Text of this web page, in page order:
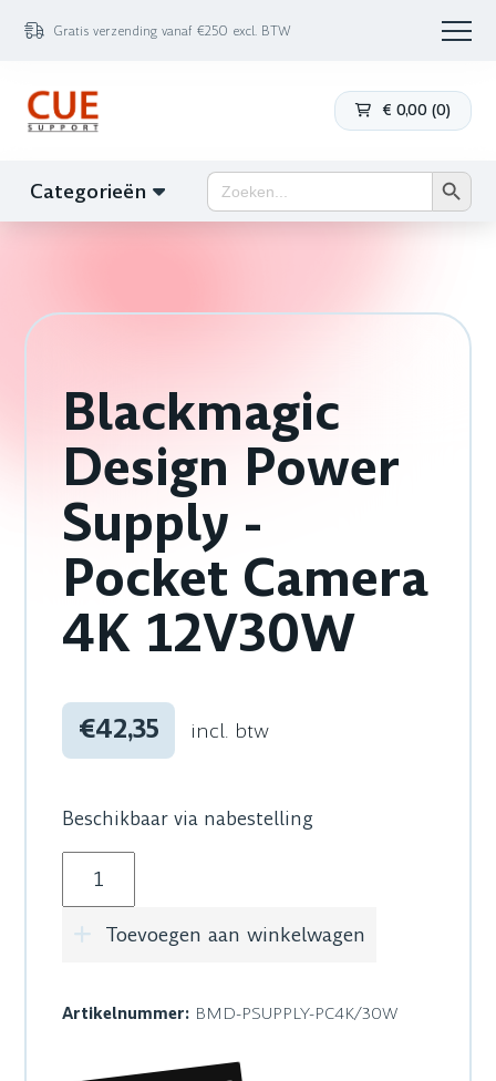
Gratis verzending vanaf €250 excl. BTW
€ 0,00 (0)
Categorieën Zoek
naar:
Blackmagic
Design Power
Supply -
Pocket Camera
4K 12V30W
€42,35 incl. btw
Beschikbaar via nabestelling
Blackmagic Design Power Supply - Pocket
Toevoegen aan winkelwagen
Artikelnummer: BMD-PSUPPLY-PC4K/30W